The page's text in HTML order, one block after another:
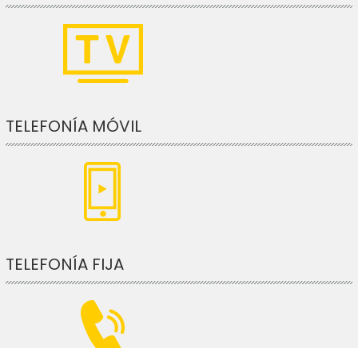
TELEFONÍA MÓVIL
TELEFONÍA FIJA